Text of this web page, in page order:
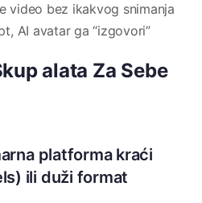
video bez ikakvog snimanja
AI avatar ga “izgovori”
alata Za Sebe
platforma kraći
ili duži format